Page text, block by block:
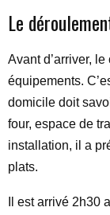
Le
Avant d’arriver,
équipements.
domicile doit
four, espace de
installation, il a
plats.
Il est arrivé 2h30